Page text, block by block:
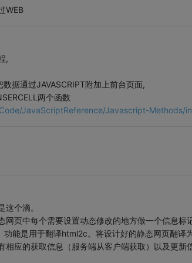
WEB
,
据通过JAVASCRIPT附加上前台页面,
两个函数
JavaScriptReference/Javascript-Methods/
个滴。
网页中每个需要设置动态修改的地方做一个信息标记
能是用于翻译html2c。将设计好的静态网页翻译
相应的获取信息（服务端从客户端获取）以及更